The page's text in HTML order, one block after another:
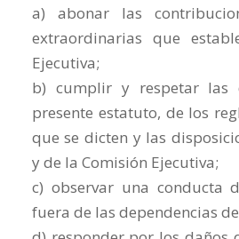
a) abonar las
extraordinarias que
Ejecutiva;
b) cumplir y respetar las
presente estatuto, de los
que se dicten y las
y de la Comisión Ejecutiva;
c) observar una conducta
fuera de las dependencias